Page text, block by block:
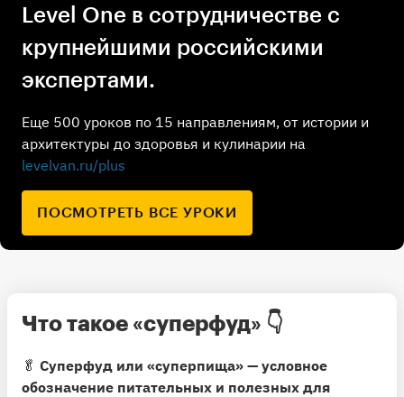
Level One в сотрудничестве с
крупнейшими российскими
экспертами.
Еще 500 уроков по 15 направлениям, от истории и
архитектуры до здоровья и кулинарии на
levelvan.ru/plus
ПОСМОТРЕТЬ ВСЕ УРОКИ
Что такое «суперфуд» 👇
🥬 Суперфуд или «суперпища» — условное
обозначение питательных и полезных для